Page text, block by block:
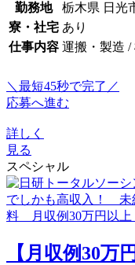
勤務地
栃木県 日光
寮・社宅 あり
仕事内容 運搬・製造 /
＼最短45秒で完了／
応募へ進む
詳しく
見る
スペシャル
【月収例30万